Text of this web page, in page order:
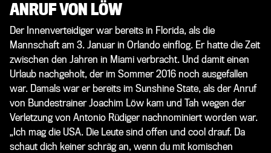
ANRUF VON LÖW
Der Innenverteidiger war bereits in Florida, als die
Mannschaft am 3. Januar in Orlando einflog. Er hatte die Zeit
zwischen den Jahren in Miami verbracht. Und damit einen
Urlaub nachgeholt, der im Sommer 2016 noch ausgefallen
war. Damals war er bereits im Sunshine State, als der Anruf
von Bundestrainer Joachim Löw kam und Tah wegen der
Verletzung von Antonio Rüdiger nachnominiert worden war.
„Ich mag die USA. Die Leute sind offen und cool drauf. Da
schaut dich keiner schräg an, wenn du mit komischen